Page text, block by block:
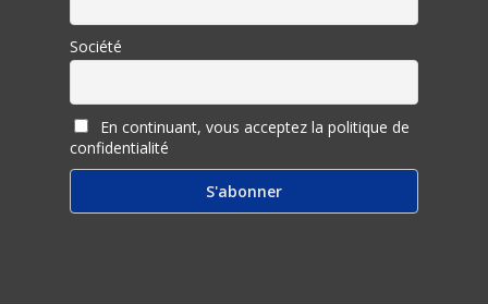
Société
En continuant, vous acceptez la politique de
confidentialité